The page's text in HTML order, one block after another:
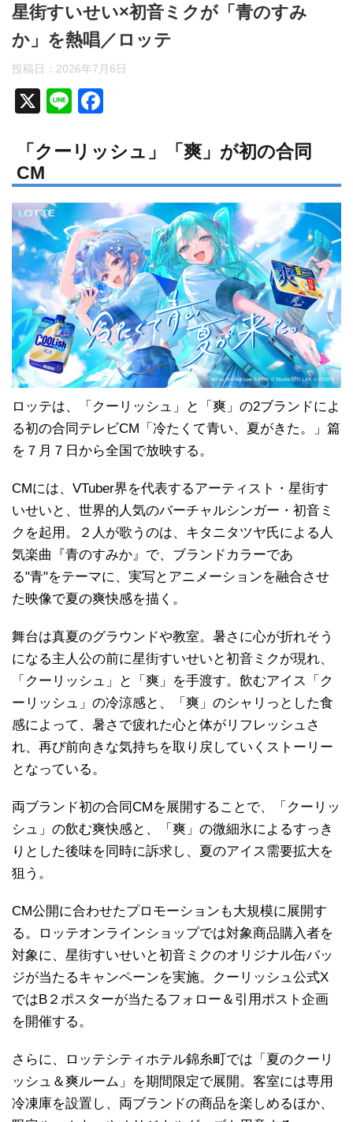
星街すいせい×初音ミクが「青のすみ
か」を熱唱／ロッテ
投稿日： 2026年7月6日
X
Li
e
c
e
b
o
o
k
「クーリッシュ」「爽」が初の合同
CM
ロッテは、「クーリッシュ」と「爽」の2ブランドによ
る初の合同テレビCM「冷たくて青い、夏がきた。」篇
を７月７日から全国で放映する。
CMには、VTuber界を代表するアーティスト・星街す
いせいと、世界的人気のバーチャルシンガー・初音ミ
クを起用。２人が歌うのは、キタニタツヤ氏による人
気楽曲『青のすみか』で、ブランドカラーであ
る"青"をテーマに、実写とアニメーションを融合させ
た映像で夏の爽快感を描く。
舞台は真夏のグラウンドや教室。暑さに心が折れそう
になる主人公の前に星街すいせいと初音ミクが現れ、
「クーリッシュ」と「爽」を手渡す。飲むアイス「ク
ーリッシュ」の冷涼感と、「爽」のシャリっとした食
感によって、暑さで疲れた心と体がリフレッシュさ
れ、再び前向きな気持ちを取り戻していくストーリー
となっている。
両ブランド初の合同CMを展開することで、「クーリッ
シュ」の飲む爽快感と、「爽」の微細氷によるすっき
りとした後味を同時に訴求し、夏のアイス需要拡大を
狙う。
CM公開に合わせたプロモーションも大規模に展開す
る。ロッテオンラインショップでは対象商品購入者を
対象に、星街すいせいと初音ミクのオリジナル缶バッ
ジが当たるキャンペーンを実施。クーリッシュ公式X
ではB２ポスターが当たるフォロー＆引用ポスト企画
を開催する。
さらに、ロッテシティホテル錦糸町では「夏のクーリ
ッシュ＆爽ルーム」を期間限定で展開。客室には専用
冷凍庫を設置し、両ブランドの商品を楽しめるほか、